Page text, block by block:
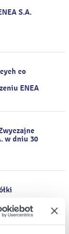
S.A.
co
ENEA
w dniu 30